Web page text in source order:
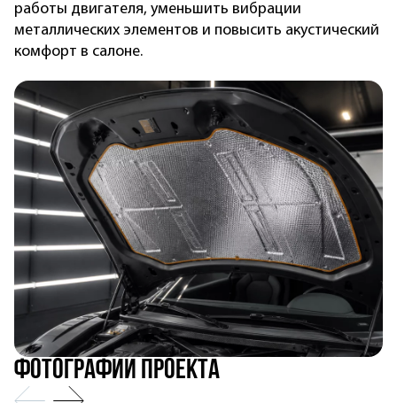
работы двигателя, уменьшить вибрации
металлических элементов и повысить акустический
комфорт в салоне.
Фотографии проекта
ПредыдущийСледующий